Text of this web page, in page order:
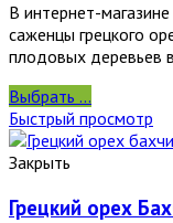
В интернет-
саженцы грецкого
плодовых деревьев
Выбрать ...
Быстрый просмотр
Закрыть
Грецкий орех